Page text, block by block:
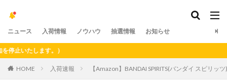
ニュース 入荷情報 ノウハウ 抽選情報 お知らせ
たします。）
HOME 入荷速報 【Amazon】BANDAI SPIRITS(バンダイ スピリ